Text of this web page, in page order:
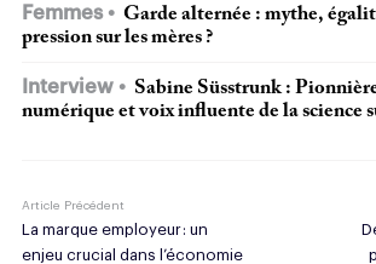
Femmes
Garde alternée : mythe,
pression sur les mères ?
Interview
Sabine Süsstrunk :
numérique et voix influente de la science
Article Précédent
La marque employeur : un
enjeu crucial dans l’économie